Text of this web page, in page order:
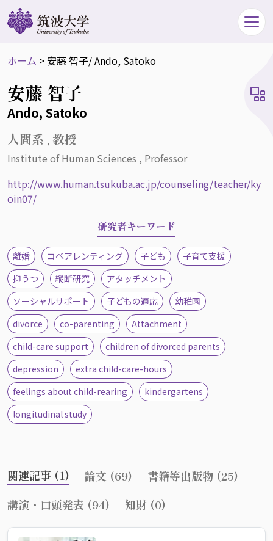
ホーム >安藤 智子/ Ando, Satoko
安藤 智子
Ando, Satoko
人間系 , 教授
Institute of Human Sciences , Professor
http://www.human.tsukuba.ac.jp/counseling/teacher/ky
oin07/
研究者キーワード
離婚 コペアレンティング 子ども
子育て支援
抑うつ
縦断研究
アタッチメント
ソーシャルサポート
子どもの適応
幼稚園
divorce
co-parenting
Attachment
child-care support
children of divorced parents
depression
extra child-care-hours
feelings about child-rearing
kindergartens
longitudinal study
関連記事 (1) 論文 (69)
書籍等出版物 (25)
講演・口頭発表 (94)
知財 (0)